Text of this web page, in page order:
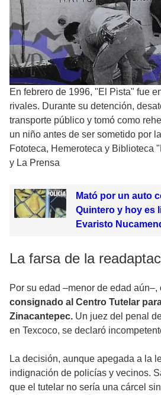
En febrero de 1996, "El Pista" fue
rivales. Durante su detención,
transporte público y tomó como
un niño antes de ser sometido por
Fototeca, Hemeroteca y Biblioteca
y La Prensa
Mató por un auto
Quintero y hoy es
Evaristo
La farsa de la
Por su edad –menor de edad aún–,
consignado al Centro Tutelar
Zinacantepec. Un juez del penal
en Texcoco, se declaró
La decisión, aunque apegada a la
indignación de policías y vecinos.
que el tutelar no sería una cárcel